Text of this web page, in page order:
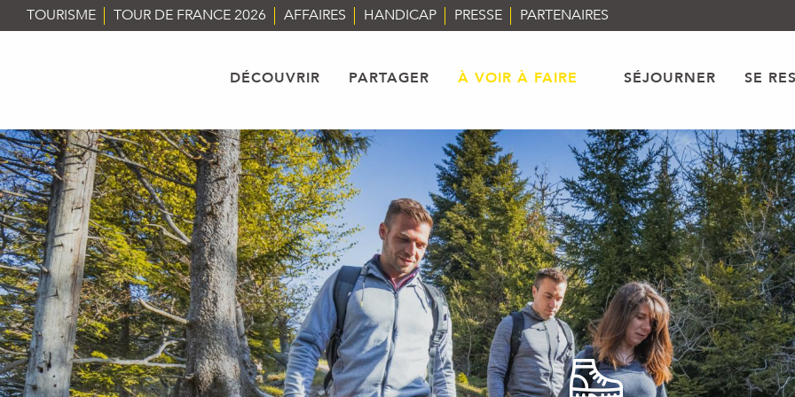
Aller
au
TOURISME TOUR DE FRANCE 2026 AFFAIRES HANDICAP PRESSE PARTENAIRES
DÉCOUVRIR PARTAGER À VOIR À FAIRE SÉJOURNER SE